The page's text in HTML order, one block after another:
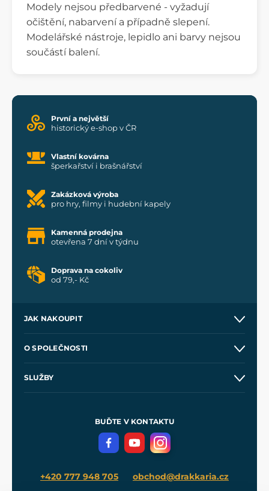
Modely nejsou předbarvené - vyžadují
očištění, nabarvení a případně slepení.
Modelářské nástroje, lepidlo ani barvy nejsou
součástí balení.
První a největší
historický e-shop v ČR
Vlastní kovárna
šperkařství i brašnářství
Zakázková výroba
pro hry, filmy i hudební kapely
Kamenná prodejna
otevřena 7 dní v týdnu
Doprava na cokoliv
od 79,- Kč
JAK NAKOUPIT
Velkoobchod
O SPOLEČNOSTI
SLUŽBY
Meče pro Kingdom Come
BUĎTE V KONTAKTU
+420 777 948 705 obchod@drakkaria.cz